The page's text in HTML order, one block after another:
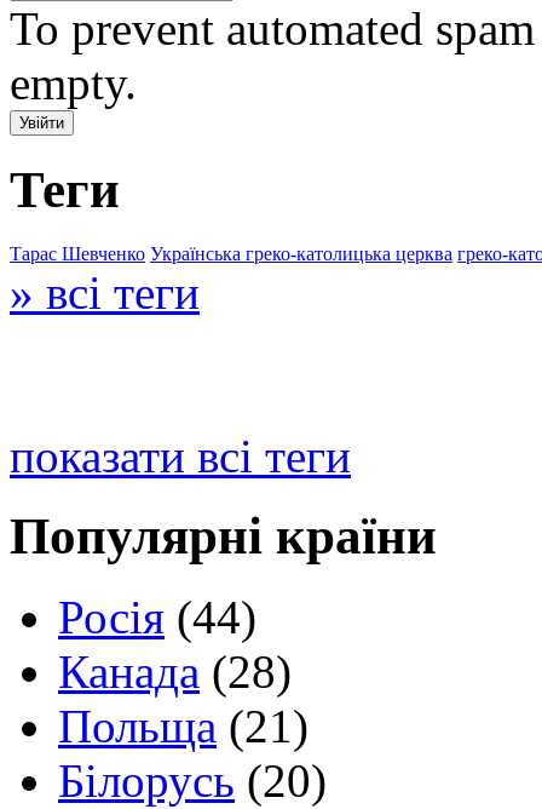
To prevent automated
empty.
Теги
Тарас Шевченко Українська греко-католицька церква греко-
» всі теги
показати всі теги
Популярні країни
Росія (44)
Канада (28)
Польща (21)
Білорусь (20)